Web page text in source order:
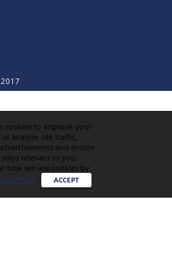
cookies to improve your
analyze site traffic,
and ensure
relevant to you.
how we use cookies by
Policy. ACCEPT